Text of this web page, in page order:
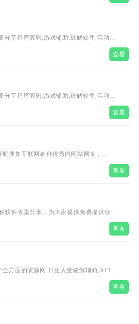
分享程序源码,游戏辅助,破解软件,活动线
技术，QQ线报,小高教程网，值得一看,致
查看
分享程序源码,游戏辅助,破解软件,活动线
技术，QQ线报，678辅助网，值得一看,致
查看
搜集互联网各种优秀的网站网址，
）新技术导航网全力打造全网最实用
网址导航基地,一站式网络技术学习起点站,
资源！资源导航一体化的采集平台专业收
享优志资源如小高级教程，小刀娱乐，小k
查看
软件收集分享，为大家提供免费提供绿色
打造全网游戏辅助资源分享排优秀品牌!
查看
全方面的资源网,日更大量破解辅助,APP,精
等,为玩家们提供刚更新最热的各种资源教
查看